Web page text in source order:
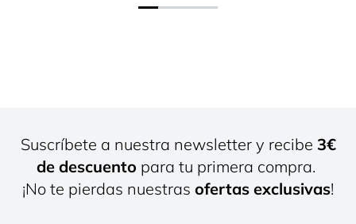
Suscríbete a nuestra newsletter y recibe 3€
de descuento para tu primera compra.
¡No te pierdas nuestras ofertas exclusivas!